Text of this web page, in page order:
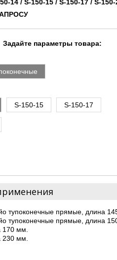
14 / S-150-15 / S-150-17 / S-150-
Задайте параметры товара:
S-150-15 S-150-17
тупоконечные прямые, длина
тупоконечные прямые, длина
мм.
мм.